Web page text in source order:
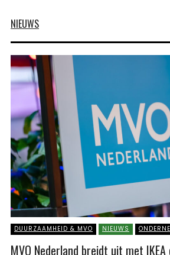
NIEUWS
DUURZAAMHEID & MVO NIEUWS
MVO Nederland breidt uit met IKEA